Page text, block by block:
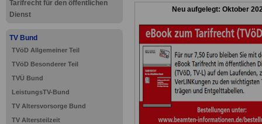
Tarifrecht für den öffentlichen
Dienst
TV Bund
TVöD Allgemeiner Teil
TVöD Besonderer Teil
TVÜ Bund
LeistungsTV-Bund
TV Altersvorsorge Bund
TV Altersteilzeit
Neu aufgelegt: Oktober